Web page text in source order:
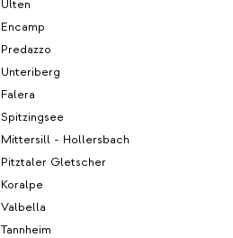
Ulten
Encamp
Predazzo
Unteriberg
Falera
Spitzingsee
Mittersill - Hollersbach
Pitztaler Gletscher
Koralpe
Valbella
Tannheim